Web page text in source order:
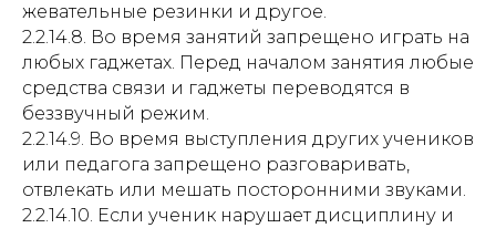
жевательные резинки и другое.
2.2.14.8. Во время занятий запрещено играть на
любых гаджетах. Перед началом занятия любые
средства связи и гаджеты переводятся в
беззвучный режим.
2.2.14.9. Во время выступления других учеников
или педагога запрещено разговаривать,
отвлекать или мешать посторонними звуками.
2.2.14.10. Если ученик нарушает дисциплину и